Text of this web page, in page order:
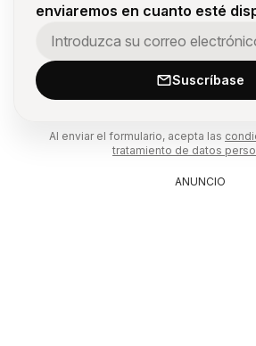
enviaremos en cuanto esté
Suscríbase
Al enviar el formulario, acepta las
tratamiento de datos
ANUNCIO